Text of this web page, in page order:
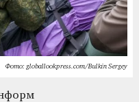
Фото: globallookpress.com/Bulkin Sergey